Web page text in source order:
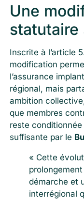
Une
Inscrite à l’article
modification
l’assurance
régional, mais
ambition
que membres
reste
suffisante par le
« Cette
démarche et
interrégional